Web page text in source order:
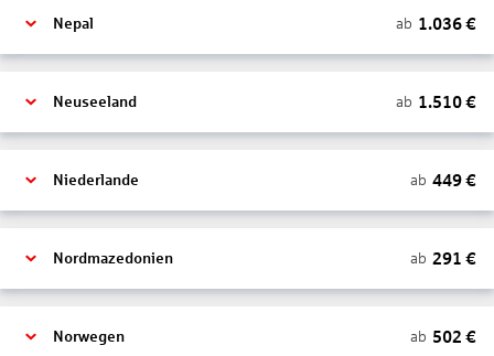
Nepal ab 1.036€
Neuseeland ab 1.510€
Niederlande ab 449€
Nordmazedonien ab 291 €
Norwegen ab 502 €